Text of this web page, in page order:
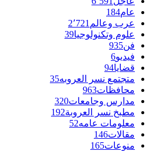
عام184
عرب وعالم 2٬721
علوم وتكنولوجيا39
فن935
فيديو6
قضايا94
متجتمع نسر العروبه35
محافظات963
مدارس وجامعات320
مطبخ نسر العروبة192
معلومات عامه52
مقالات146
منوعات165